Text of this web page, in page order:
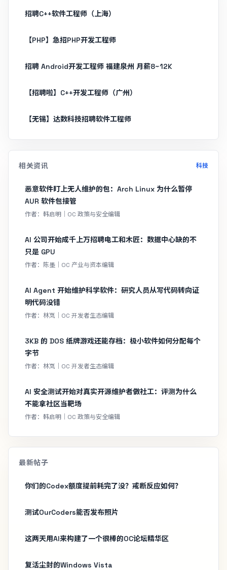
招聘C++软件工程师（上海）
【PHP】急招PHP开发工程师
招聘 Android开发工程师 福建泉州 月薪8~12K
【招聘啦】C++开发工程师（广州）
【无锡】达数科技招聘软件工程师
相关资讯 科技
恶意软件盯上无人维护的包：Arch Linux 为什么暂停
AUR 软件包接管
作者：韩启明｜OC 政策与安全编辑
AI 公司开始成千上万招聘电工和木匠：数据中心缺的不
只是 GPU
作者：陈墨｜OC 产业与资本编辑
AI Agent 开始维护科学软件：研究人员从写代码转向证
明代码没错
作者：林岚｜OC 开发者生态编辑
3KB 的 DOS 纸牌游戏还能存档：极小软件如何分配每个
字节
作者：林岚｜OC 开发者生态编辑
AI 安全测试开始对真实开源维护者做社工：评测为什么
不能拿社区当靶场
作者：韩启明｜OC 政策与安全编辑
最新帖子
你们的Codex额度提前耗完了没？戒断反应如何？
测试OurCoders能否发布照片
这两天用AI来构建了一个很棒的OC论坛精华区
复活尘封的Windows Vista